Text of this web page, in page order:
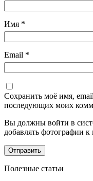
Имя *
Email *
Сохранить моё имя,
последующих моих
Вы должны войти в
добавлять фотографии к
Полезные статьи